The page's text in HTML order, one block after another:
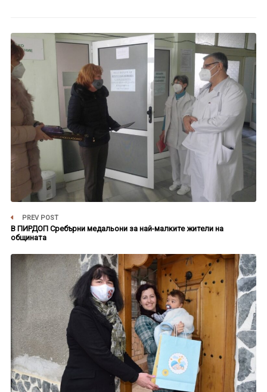
PREV POST
В ПИРДОП Сребърни медальони за най-малките жители на
общината